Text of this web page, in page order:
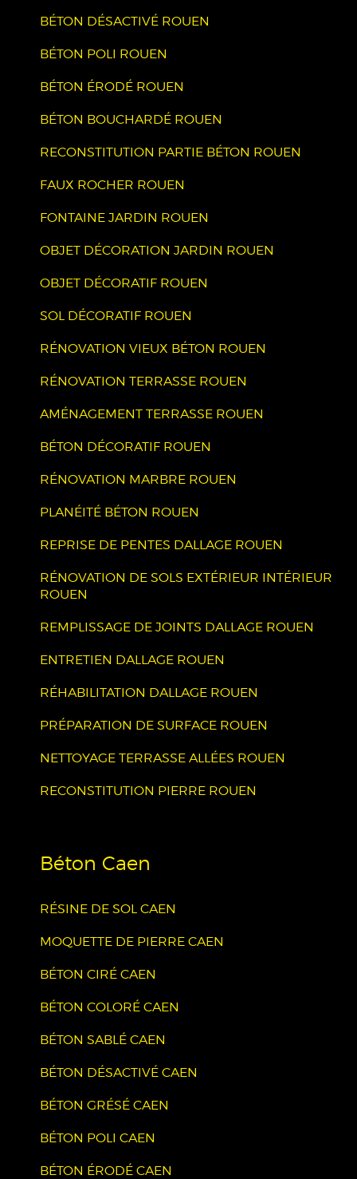
BÉTON DÉSACTIVÉ ROUEN
BÉTON POLI ROUEN
BÉTON ÉRODÉ ROUEN
BÉTON BOUCHARDÉ ROUEN
RECONSTITUTION PARTIE BÉTON ROUEN
FAUX ROCHER ROUEN
FONTAINE JARDIN ROUEN
OBJET DÉCORATION JARDIN ROUEN
OBJET DÉCORATIF ROUEN
SOL DÉCORATIF ROUEN
RÉNOVATION VIEUX BÉTON ROUEN
RÉNOVATION TERRASSE ROUEN
AMÉNAGEMENT TERRASSE ROUEN
BÉTON DÉCORATIF ROUEN
RÉNOVATION MARBRE ROUEN
PLANÉITÉ BÉTON ROUEN
REPRISE DE PENTES DALLAGE ROUEN
RÉNOVATION DE SOLS EXTÉRIEUR INTÉRIEUR
ROUEN
REMPLISSAGE DE JOINTS DALLAGE ROUEN
ENTRETIEN DALLAGE ROUEN
RÉHABILITATION DALLAGE ROUEN
PRÉPARATION DE SURFACE ROUEN
NETTOYAGE TERRASSE ALLÉES ROUEN
RECONSTITUTION PIERRE ROUEN
Béton Caen
RÉSINE DE SOL CAEN
MOQUETTE DE PIERRE CAEN
BÉTON CIRÉ CAEN
BÉTON COLORÉ CAEN
BÉTON SABLÉ CAEN
BÉTON DÉSACTIVÉ CAEN
BÉTON GRÉSÉ CAEN
BÉTON POLI CAEN
BÉTON ÉRODÉ CAEN